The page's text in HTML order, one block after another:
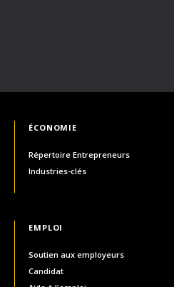
ÉCONOMIE
Répertoire Entrepreneurs
Industries-clés
EMPLOI
Soutien aux employeurs
Candidat